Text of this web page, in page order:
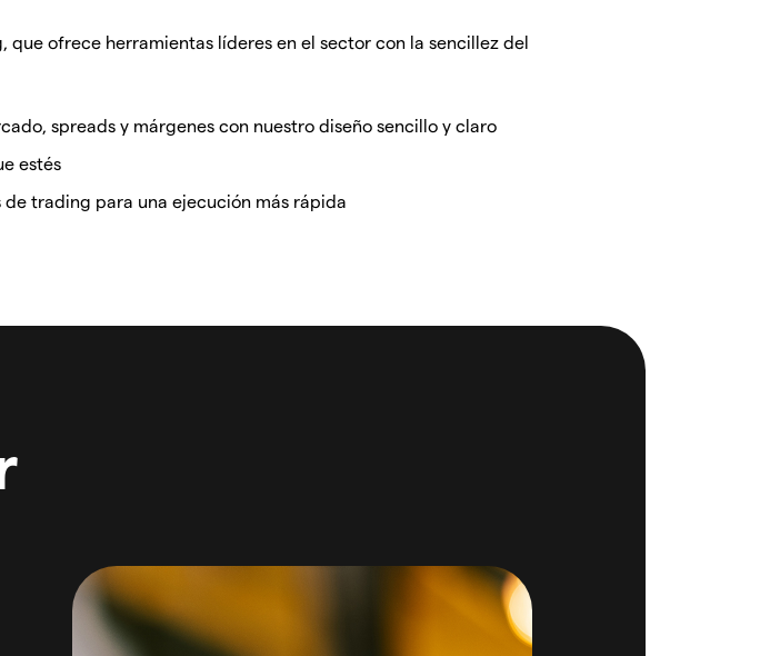
ofrece herramientas líderes en el sector con la sencillez del
spreads y márgenes con nuestro diseño sencillo y claro
estés
trading para una ejecución más rápida